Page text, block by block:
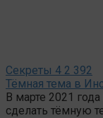
Секреты 4 2 392
Тёмная тема в
В марте 2021
сделать тёмную